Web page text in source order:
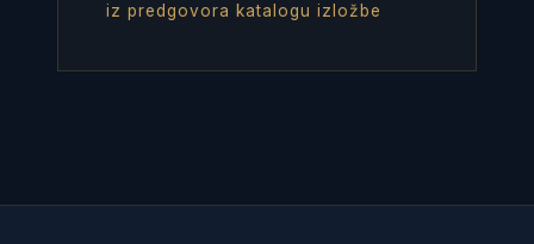
iz predgovora katalogu izložbe